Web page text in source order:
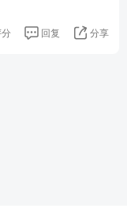
回复 分享